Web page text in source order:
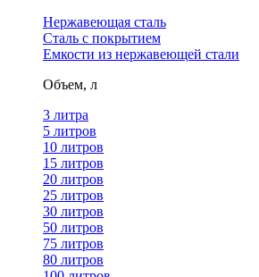
Нержавеющая сталь
Сталь с покрытием
Емкости из нержавеющей стали
Объем, л
3 литра
5 литров
10 литров
15 литров
20 литров
25 литров
30 литров
50 литров
75 литров
80 литров